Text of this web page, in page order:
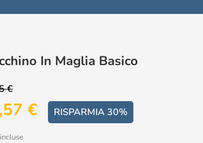
In Maglia Basico
€
€ RISPARMIA 30%